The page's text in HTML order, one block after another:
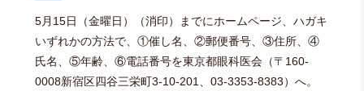
5月15日（金曜日）（消印）までにホームページ、ハガキ
いずれかの方法で、①催し名、②郵便番号、③住所、④
氏名、⑤年齢、⑥電話番号を東京都眼科医会（〒160-
0008新宿区四谷三栄町3-10-201、03-3353-8383）へ。